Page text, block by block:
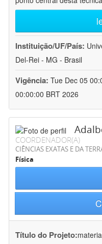
Instituição/UF/País:
Del-Rei - MG - Brasil
Vigência: Tue Dec 05
00:00:00 BRT 2026
COORDENADOR(A)
CIÊNCIAS EXATAS E DA
Física
Título do Projeto: